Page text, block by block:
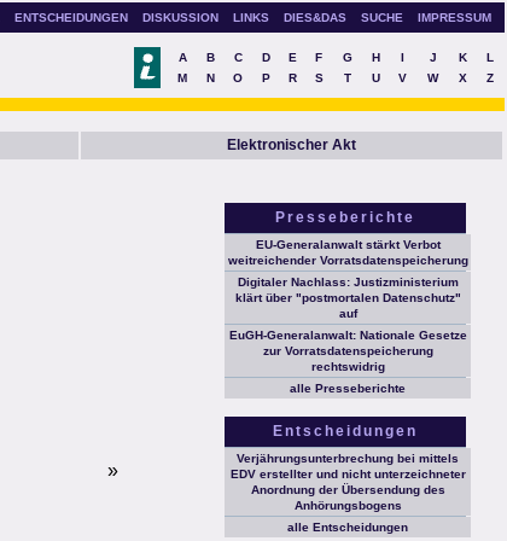
ENTSCHEIDUNGEN DISKUSSION LINKS DIES&DAS SUCHE IMPRESSUM
A B C D E F G H I J K
L
M
N O P R S T U V W X Z
Elektronischer Akt
»
Presseberichte
EU-Generalanwalt stärkt Verbot
weitreichender Vorratsdatenspeicherung
Digitaler Nachlass: Justizministerium
klärt über "postmortalen Datenschutz"
auf
EuGH-Generalanwalt: Nationale Gesetze
zur Vorratsdatenspeicherung
rechtswidrig
alle Presseberichte
Entscheidungen
Verjährungsunterbrechung bei mittels
EDV erstellter und nicht unterzeichneter
Anordnung der Übersendung des
Anhörungsbogens
alle Entscheidungen